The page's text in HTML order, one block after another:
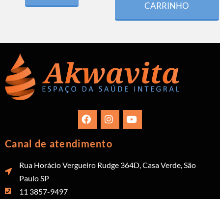
CARRINHO
Canal de atendimento
Rua Horácio Vergueiro Rudge 364D, Casa Verde, São
Paulo SP
11 3857-9497